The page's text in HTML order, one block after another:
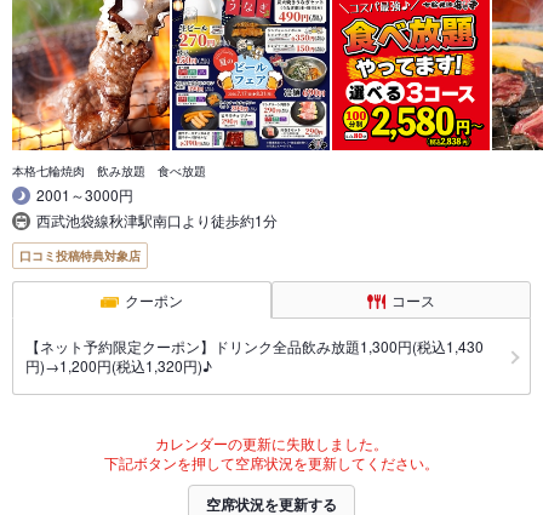
本格七輪焼肉 飲み放題 食べ放題
2001～3000円
西武池袋線秋津駅南口より徒歩約1分
口コミ投稿特典対象店
クーポン コース
【ネット予約限定クーポン】ドリンク全品飲み放題1,300円(税込1,430
円)→1,200円(税込1,320円)♪
カレンダーの更新に失敗しました。
下記ボタンを押して空席状況を更新してください。
空席状況を更新する